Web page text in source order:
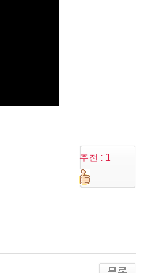
추천 : 1